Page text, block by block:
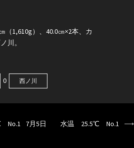
（1,610g）、40.0㎝×2本、カ
川。
0 西ノ川
7月5日 水温 25.5℃ No.1 ⟶